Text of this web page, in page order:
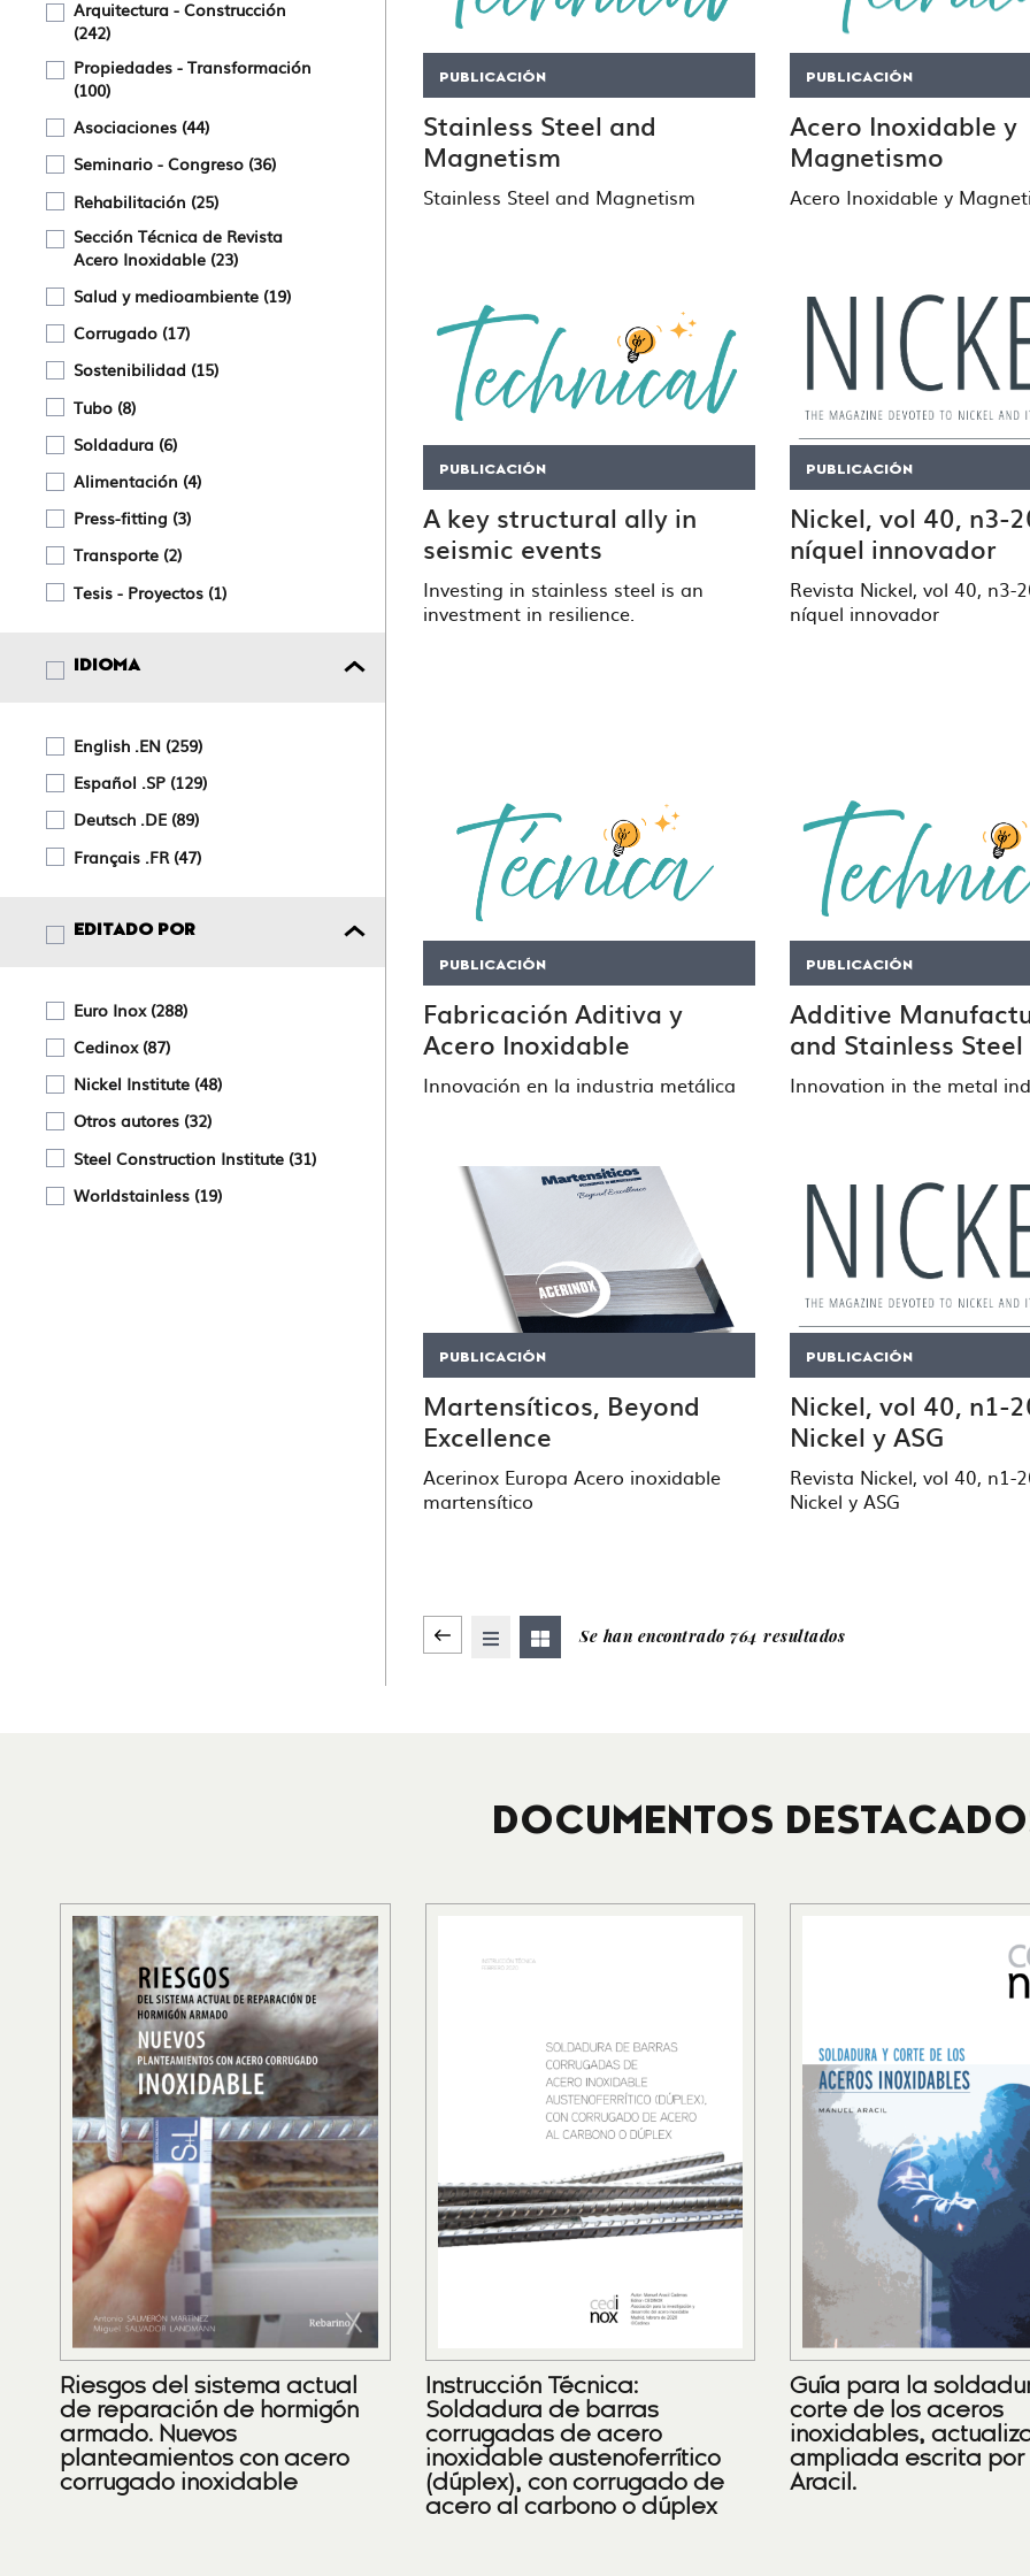
Arquitectura - Construcción
242
Propiedades - Transformación
100
Asociaciones 44
Seminario - Congreso 36
Rehabilitación 25
Sección Técnica de Revista
Acero Inoxidable 23
Salud y medioambiente 19
Corrugado 17
Sostenibilidad 15
Tubo 8
Soldadura 6
Alimentación 4
Press-fitting 3
Transporte 2
Tesis - Proyectos 1
IDIOMA
English .EN 259
Español .SP 129
Deutsch .DE 89
Français .FR 47
EDITADO POR
Euro Inox 288
Cedinox 87
Nickel Institute 48
Otros autores 32
Steel Construction Institute 31
Worldstainless 19
PUBLICACIÓN
Stainless Steel and
Magnetism
Stainless Steel and Magnetism
PUBLICACIÓN
Acero Inoxidable y
Magnetismo
Acero Inoxidable y
PUBLICACIÓN
A key structural ally in
seismic events
Investing in stainless steel is an
investment in resilience.
PUBLICACIÓN
Nickel, vol 40, n3-
níquel innovador
Revista Nickel, vol 40, n3-
níquel innovador
PUBLICACIÓN
Fabricación Aditiva y
Acero Inoxidable
Innovación en la industria metálica
PUBLICACIÓN
Additive
and Stainless Steel
Innovation in the metal
PUBLICACIÓN
Martensíticos, Beyond
Excellence
Acerinox Europa Acero inoxidable
martensítico
PUBLICACIÓN
Nickel, vol 40, n1-
Nickel y ASG
Revista Nickel, vol 40, n1-
Nickel y ASG
Se han encontrado 764 resultados
DOCUMENTOS
Riesgos del sistema actual
de reparación de hormigón
armado. Nuevos
planteamientos con acero
corrugado inoxidable
Instrucción Técnica:
Soldadura de barras
corrugadas de acero
inoxidable austenoferrítico
(dúplex), con corrugado de
acero al carbono o dúplex
Guía para la
corte de los aceros
inoxidables,
ampliada escrita por
Aracil.